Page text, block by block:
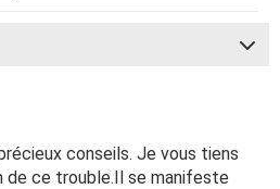
conseils. Je vous tiens
de ce trouble.Il se manifeste